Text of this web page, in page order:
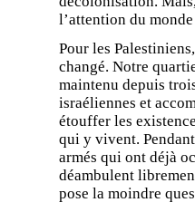
l’attention du
Pour les
changé. Notre
maintenu depuis
israéliennes et
étouffer les
qui y vivent.
armés qui ont déjà
déambulent
pose la moindre